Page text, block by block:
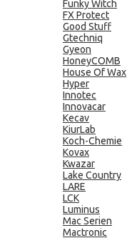
Funky Witch
FX Protect
Good Stuff
Gtechniq
Gyeon
HoneyCOMB
House Of Wax
Hyper
Innotec
Innovacar
Kecav
KiurLab
Koch-Chemie
Kovax
Kwazar
Lake Country
LARE
LCK
Luminus
Mac Serien
Mactronic